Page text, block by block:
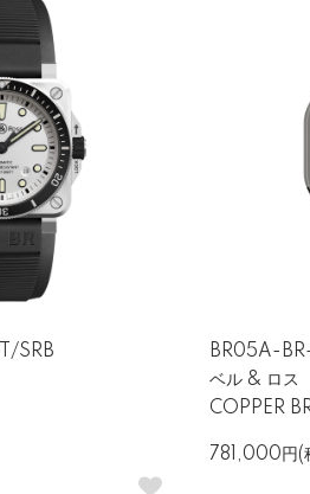
式時計ならではの精密な動きと、長
SRB
BR05A-
ベル & ロス
COPPER
781,000円(